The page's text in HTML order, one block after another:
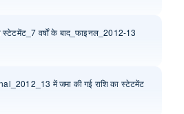
स्टेटमेंट_7 वर्षों के बाद_फाइनल_2012-13
में जमा की गई राशि का स्टेटमेंट